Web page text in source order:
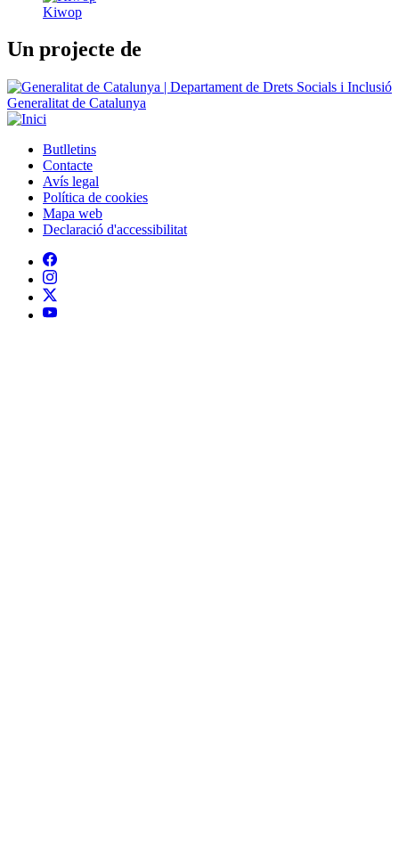
Kiwop
Un projecte de
Generalitat de Catalunya
Peu
Butlletins
Contacte
Avís legal
Política de cookies
Mapa web
Declaració d'accessibilitat